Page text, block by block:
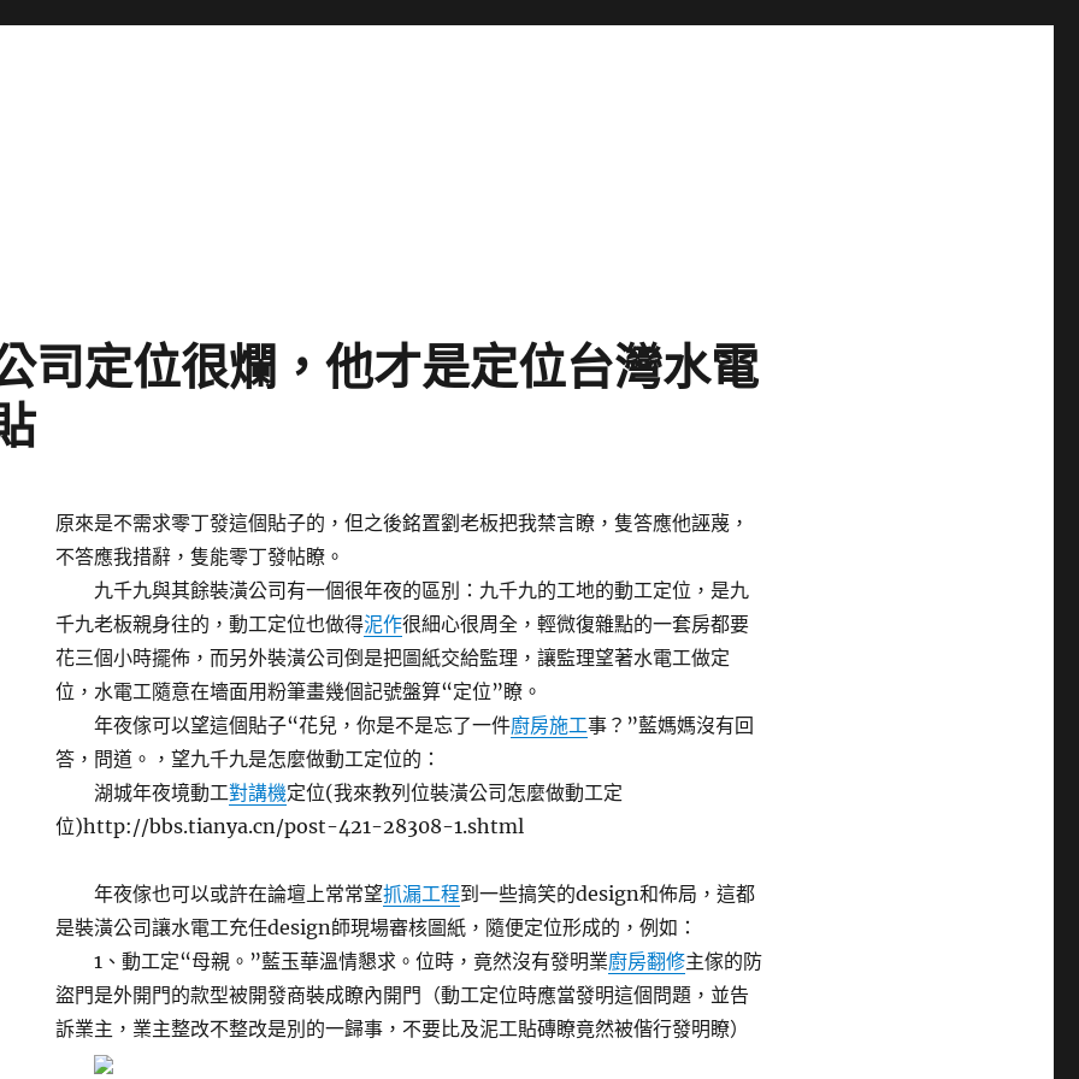
司定位很爛，他才是定位台灣水電
原來是不需求零丁發這個貼子的，但之後銘置劉老板把我禁言瞭，隻答應他誣蔑，
不答應我措辭，隻能零丁發帖瞭。
九千九與其餘裝潢公司有一個很年夜的區別：九千九的工地的動工定位，是九
千九老板親身往的，動工定位也做得泥作很細心很周全，輕微復雜點的一套房都要
花三個小時擺佈，而另外裝潢公司倒是把圖紙交給監理，讓監理望著水電工做定
位，水電工隨意在墻面用粉筆畫幾個記號盤算“定位”瞭。
年夜傢可以望這個貼子“花兒，你是不是忘了一件廚房施工事？”藍媽媽沒有回
答，問道。，望九千九是怎麼做動工定位的：
湖城年夜境動工對講機定位(我來教列位裝潢公司怎麼做動工定
位)http://bbs.tianya.cn/post-421-28308-1.shtml
年夜傢也可以或許在論壇上常常望抓漏工程到一些搞笑的design和佈局，這都
是裝潢公司讓水電工充任design師現場審核圖紙，隨便定位形成的，例如：
1、動工定“母親。”藍玉華溫情懇求。位時，竟然沒有發明業廚房翻修主傢的防
盜門是外開門的款型被開發商裝成瞭內開門（動工定位時應當發明這個問題，並告
訴業主，業主整改不整改是別的一歸事，不要比及泥工貼磚瞭竟然被偕行發明瞭）